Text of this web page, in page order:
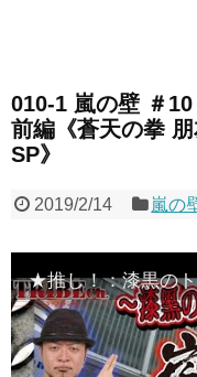
010-1 嵐の壁 ＃
前編《蒼天の拳
SP》
2019/2/14 嵐の